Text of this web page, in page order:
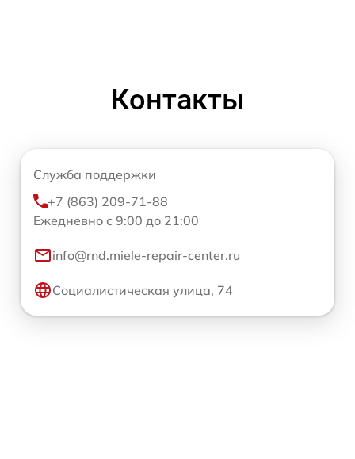
Контакты
Служба поддержки
+7 (863) 209-71-88
Ежедневно с 9:00 до 21:00
info@rnd.miele-repair-center.ru
Социалистическая улица, 74